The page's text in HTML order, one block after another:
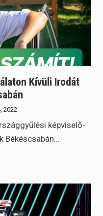
Kívüli Irodát
2022
képviselő-
Békéscsabán…